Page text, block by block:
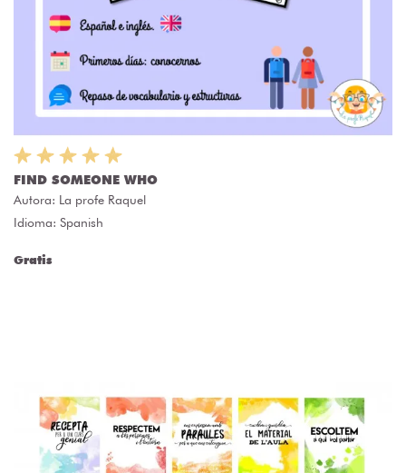
FIND SOMEONE WHO
Autora: La profe Raquel
Idioma: Spanish
Gratis